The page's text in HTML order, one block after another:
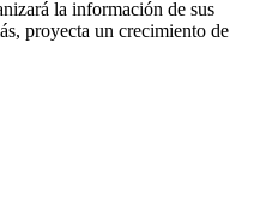
la información de sus
proyecta un crecimiento de